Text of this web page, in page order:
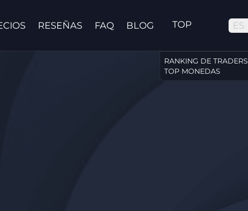
RESEÑAS FAQ BLOG TOP
RANKING DE TRADERS
TOP MONEDAS
ES